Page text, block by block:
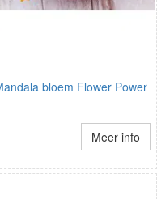
bloem Flower Power
Meer info